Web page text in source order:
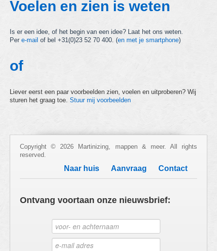
Voelen en zien is weten
Is er een idee, of het begin van een idee? Laat het ons weten.
Per e-mail of bel +31(0)23 52 70 400. (en met je smartphone)
of
Liever eerst een paar voorbeelden zien, voelen en uitproberen? Wij
sturen het graag toe. Stuur mij voorbeelden
Copyright © 2026 Martinizing, mappen & meer. All rights
reserved.
Naar huis Aanvraag Contact
Ontvang voortaan onze nieuwsbrief: